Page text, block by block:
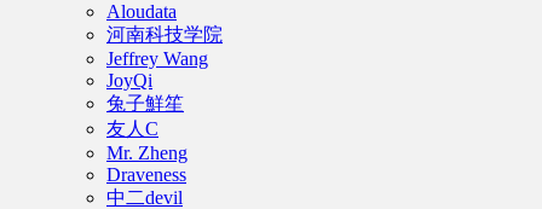
Aloudata
河南科技学院
Jeffrey Wang
JoyQi
兔子鮮笙
友人C
Mr. Zheng
Draveness
中二devil